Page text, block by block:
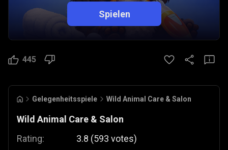
Spielen
445
Gelegenheitsspiele Wild Animal Care & Salon
Wild Animal Care & Salon
Rating:
3.8 (593 votes)